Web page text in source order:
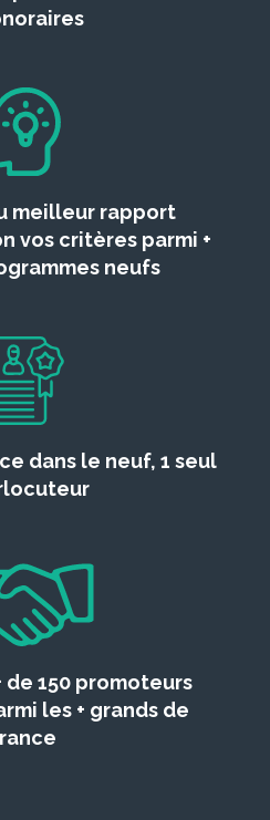
meilleur rapport
vos critères parmi +
neufs
dans le neuf, 1 seul
de 150 promoteurs
les + grands de